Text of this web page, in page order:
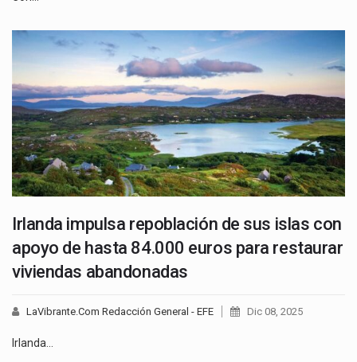
Irlanda impulsa repoblación de sus islas con
apoyo de hasta 84.000 euros para restaurar
viviendas abandonadas
LaVibrante.Com Redacción General - EFE Dic 08, 2025
Irlanda…